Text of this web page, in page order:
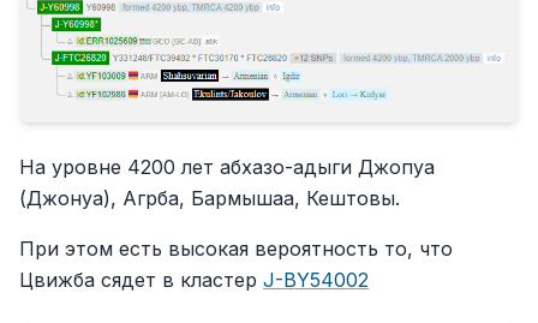
На уровне 4200 лет абхазо-адыги Джопуа
(Джонуа), Агрба, Бармышаа, Кештовы.
При этом есть высокая вероятность то, что
Цвижба сядет в кластер J-BY54002